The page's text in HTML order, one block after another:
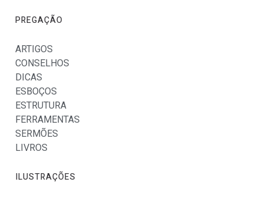
PREGAÇÃO
ARTIGOS
CONSELHOS
DICAS
ESBOÇOS
ESTRUTURA
FERRAMENTAS
SERMÕES
LIVROS
ILUSTRAÇÕES